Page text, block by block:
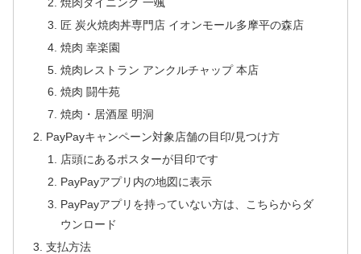
匠 炭火焼肉丼専門店 イオンモール多摩平の森店
焼肉 幸楽園
焼肉レストラン アンクルチャップ 本店
焼肉 闘牛苑
焼肉・居酒屋 明洞
PayPayキャンペーン対象店舗の目印/見つけ方
店頭にあるポスターが目印です
PayPayアプリ内の地図に表示
PayPayアプリを持っていない方は、こちらからダ
ウンロード
支払方法